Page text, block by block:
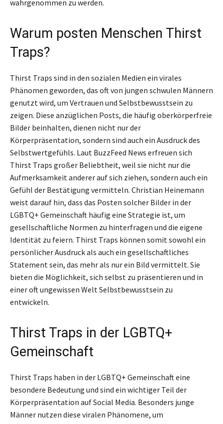
wahrgenommen zu werden.
Warum posten Menschen Thirst
Traps?
Thirst Traps sind in den sozialen Medien ein virales
Phänomen geworden, das oft von jungen schwulen Männern
genutzt wird, um Vertrauen und Selbstbewusstsein zu
zeigen. Diese anzüglichen Posts, die häufig oberkörperfreie
Bilder beinhalten, dienen nicht nur der
Körperpräsentation, sondern sind auch ein Ausdruck des
Selbstwertgefühls. Laut BuzzFeed News erfreuen sich
Thirst Traps großer Beliebtheit, weil sie nicht nur die
Aufmerksamkeit anderer auf sich ziehen, sondern auch ein
Gefühl der Bestätigung vermitteln. Christian Heinemann
weist darauf hin, dass das Posten solcher Bilder in der
LGBTQ+ Gemeinschaft häufig eine Strategie ist, um
gesellschaftliche Normen zu hinterfragen und die eigene
Identität zu feiern. Thirst Traps können somit sowohl ein
persönlicher Ausdruck als auch ein gesellschaftliches
Statement sein, das mehr als nur ein Bild vermittelt. Sie
bieten die Möglichkeit, sich selbst zu präsentieren und in
einer oft ungewissen Welt Selbstbewusstsein zu
entwickeln.
Thirst Traps in der LGBTQ+
Gemeinschaft
Thirst Traps haben in der LGBTQ+ Gemeinschaft eine
besondere Bedeutung und sind ein wichtiger Teil der
Körperpräsentation auf Social Media. Besonders junge
Männer nutzen diese viralen Phänomene, um